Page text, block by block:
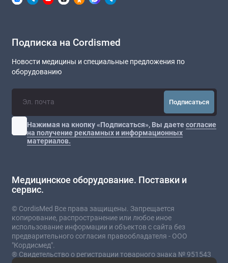
Подписка на Cordismed
Новости медицины и специальные предложения по
оборудованию
Подписаться
Нажимая на кнопку «Подписаться», Вы даетесогласие
на получение рекламных и информационных
материалов.
Медицинское оборудование. Поставки и
сервис.
© CordisMed Все права защищены. Запрещается
копирование, распространение или любое иное
использование информации и объектов с сайта без
предварительного согласия правообладателя - ООО
"Кордисмед".
® Свидетельство о регистрации товарного знака № 951543